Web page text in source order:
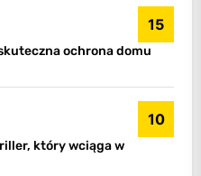
15
ochrona domu
10
który wciąga w